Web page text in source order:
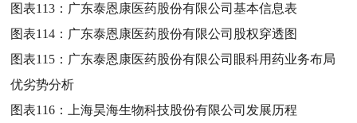
图表113： 广东泰恩康医药股份有限公司基本信息表
图表114： 广东泰恩康医药股份有限公司股权穿透图
图表115： 广东泰恩康医药股份有限公司眼科用药业务布局
优劣势分析
图表116：
上海昊海生物科技股份有限公司发展历程